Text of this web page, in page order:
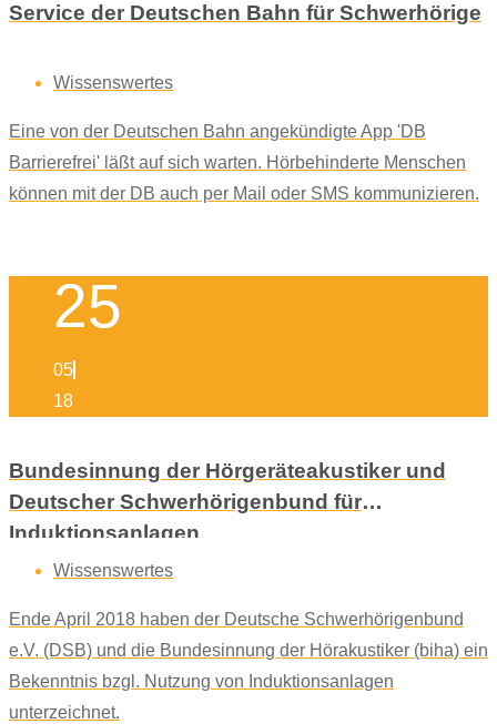
Service der Deutschen Bahn für Schwerhörige
Wissenswertes
Eine von der Deutschen Bahn angekündigte App 'DB
Barrierefrei' läßt auf sich warten. Hörbehinderte Menschen
können mit der DB auch per Mail oder SMS kommunizieren.
25
05
18
Bundesinnung der Hörgeräteakustiker und
Deutscher Schwerhörigenbund für
Induktionsanlagen
Wissenswertes
Ende April 2018 haben der Deutsche Schwerhörigenbund
e.V. (DSB) und die Bundesinnung der Hörakustiker (biha) ein
Bekenntnis bzgl. Nutzung von Induktionsanlagen
unterzeichnet.